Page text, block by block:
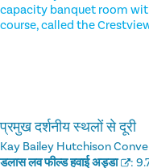
capacity banquet room
course, called the
प्रमुख दर्शनीय स्थलों से दूरी
Kay Bailey Hutchison
डलास लव फील्ड हवाई अड्डा
: